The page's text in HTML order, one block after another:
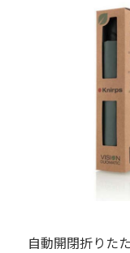
自動開閉折りた